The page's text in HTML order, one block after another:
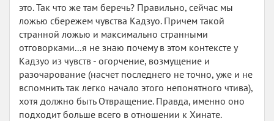
это. Так что же там беречь? Правильно, сейчас мы
ложью сбережем чувства Кадзуо. Причем такой
странной ложью и максимально странными
отговорками...я не знаю почему в этом контексте у
Кадзуо из чувств - огорчение, возмущение и
разочарование (насчет последнего не точно, уже и не
вспомнить так легко начало этого непонятного чтива),
хотя должно быть Отвращение. Правда, именно оно
подходит больше всего в отношении к Хинате.